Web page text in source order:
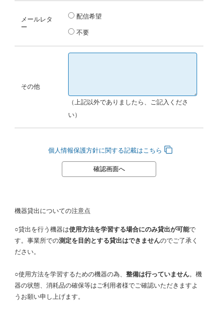
メールレタ
ー
配信希望
不要
その他
（上記以外でありましたら、ご記入くださ
い）
個人情報保護方針に関する記載はこちら
機器貸出についての注意点
○貸出を行う機器は使用方法を学習する場合にのみ貸出が可能で
す。事業所での測定を目的とする貸出はできませんのでご了承く
ださい。
○使用方法を学習するための機器の為、 整備は行っていません。機
器の状態、消耗品の確保等はご利用者様でご確認いただきますよ
うお願い申し上げます。